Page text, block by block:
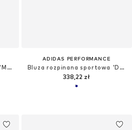
Bluza rozpinana sportowa 'Mexiko Anthem'
ADIDAS PERFORMANCE
Bluza rozpinana sportowa 'DFB'
338,22 zł